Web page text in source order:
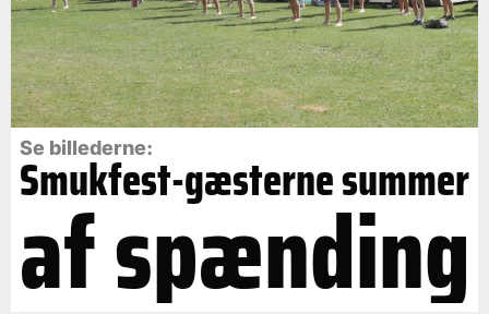
Se billederne:
Smukfest-gæsterne summer
af spænding